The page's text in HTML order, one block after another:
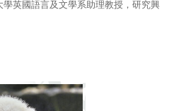
英國語言及文學系助理教授，研究興